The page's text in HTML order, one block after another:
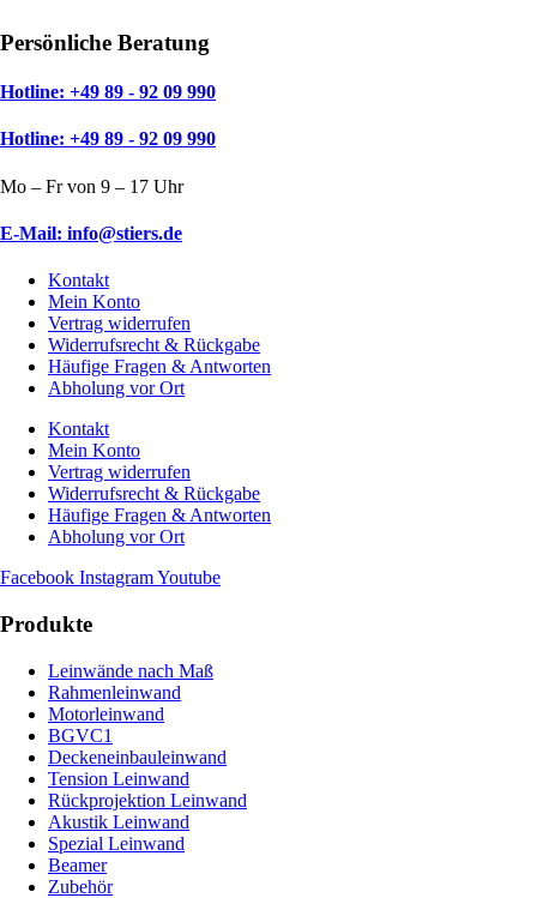
Persönliche Beratung
Hotline: +49 89 - 92 09 990
Hotline: +49 89 - 92 09 990
Mo – Fr von 9 – 17 Uhr
E-Mail: info@stiers.de
Kontakt
Mein Konto
Vertrag widerrufen
Widerrufsrecht & Rückgabe
Häufige Fragen & Antworten
Abholung vor Ort
Kontakt
Mein Konto
Vertrag widerrufen
Widerrufsrecht & Rückgabe
Häufige Fragen & Antworten
Abholung vor Ort
Facebook InstagramYoutube
Produkte
Leinwände nach Maß
Rahmenleinwand
Motorleinwand
BGVC1
Deckeneinbauleinwand
Tension Leinwand
Rückprojektion Leinwand
Akustik Leinwand
Spezial Leinwand
Beamer
Zubehör